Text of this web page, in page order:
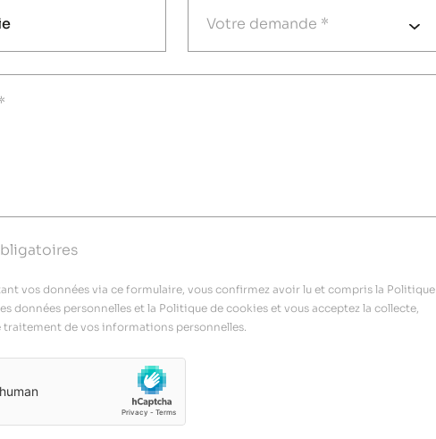
vos données via ce formulaire, vous confirmez avoir lu et compris la Politique
données personnelles et la Politique de cookies et vous acceptez la collecte,
traitement de vos informations personnelles.